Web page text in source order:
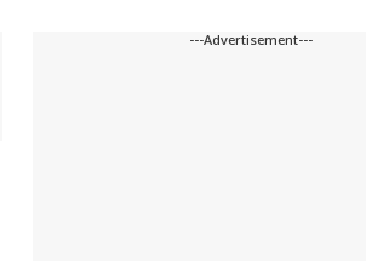
---Advertisement---